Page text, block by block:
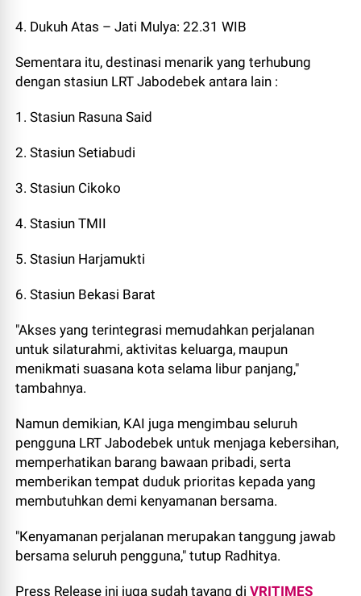
4. Dukuh Atas – Jati Mulya: 22.31 WIB
Sementara itu, destinasi menarik yang terhubung
dengan stasiun LRT Jabodebek antara lain :
1. Stasiun Rasuna Said
2. Stasiun Setiabudi
3. Stasiun Cikoko
4. Stasiun TMII
5. Stasiun Harjamukti
6. Stasiun Bekasi Barat
"Akses yang terintegrasi memudahkan perjalanan
untuk silaturahmi, aktivitas keluarga, maupun
menikmati suasana kota selama libur panjang,"
tambahnya.
Namun demikian, KAI juga mengimbau seluruh
pengguna LRT Jabodebek untuk menjaga kebersihan,
memperhatikan barang bawaan pribadi, serta
memberikan tempat duduk prioritas kepada yang
membutuhkan demi kenyamanan bersama.
"Kenyamanan perjalanan merupakan tanggung jawab
bersama seluruh pengguna," tutup Radhitya.
Press Release ini juga sudah tayang diVRITIMES